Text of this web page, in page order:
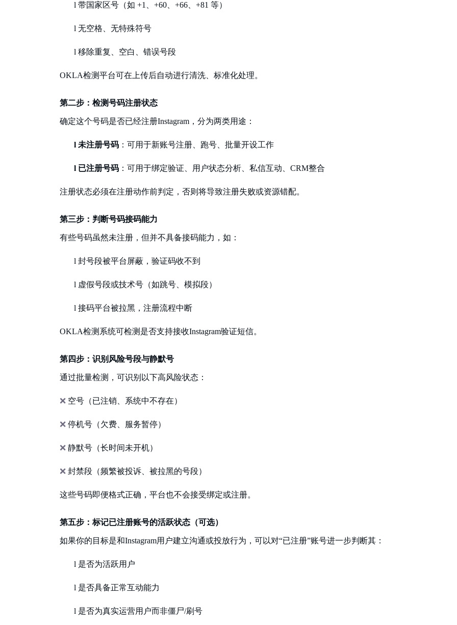
l 带国家区号（如 +1、+60、+66、+81 等）
l 无空格、无特殊符号
l 移除重复、空白、错误号段
OKLA检测平台可在上传后自动进行清洗、标准化处理。
第二步：检测号码注册状态
确定这个号码是否已经注册Instagram，分为两类用途：
l 未注册号码 ：可用于新账号注册、跑号、批量开设工作
l 已注册号码 ：可用于绑定验证、用户状态分析、私信互动、 CRM整合
注册状态必须在注册动作前判定，否则将导致注册失败或资源错配。
第三步：判断号码接码能力
有些号码虽然未注册，但并不具备接码能力，如：
l 封号段被平台屏蔽，验证码收不到
l 虚假号段或技术号（如跳号、模拟段）
l 接码平台被拉黑，注册流程中断
OKLA检测系统可检测是否支持接收Instagram验证短信。
第四步：识别风险号段与静默号
通过批量检测，可识别以下高风险状态：
❌ 空号（已注销、系统中不存在）
❌ 停机号（欠费、服务暂停）
❌ 静默号（长时间未开机）
❌ 封禁段（频繁被投诉、被拉黑的号段）
这些号码即便格式正确，平台也不会接受绑定或注册。
第五步：标记已注册账号的活跃状态（可选）
如果你的目标是和Instagram用户建立沟通或投放行为，可以对“已注册”账号进一步判断其：
l 是否为活跃用户
l 是否具备正常互动能力
l 是否为真实运营用户而非僵尸/刷号